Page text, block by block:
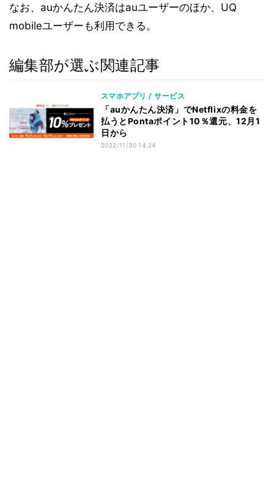
なお、auかんたん決済はauユーザーのほか、UQ
mobileユーザーも利用できる。
編集部が選ぶ関連記事
スマホアプリ / サービス
「auかんたん決済」でNetflixの料金を
払うとPontaポイント10％還元、12月1
日から
2022/11/30 14:24